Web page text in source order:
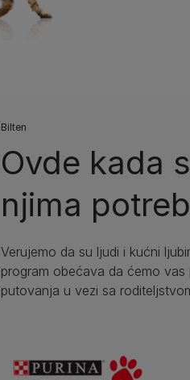
Bilten​
Ovde kada
njima
Verujemo da su ljudi i kućni
program obećava da ćemo
putovanja u vezi sa